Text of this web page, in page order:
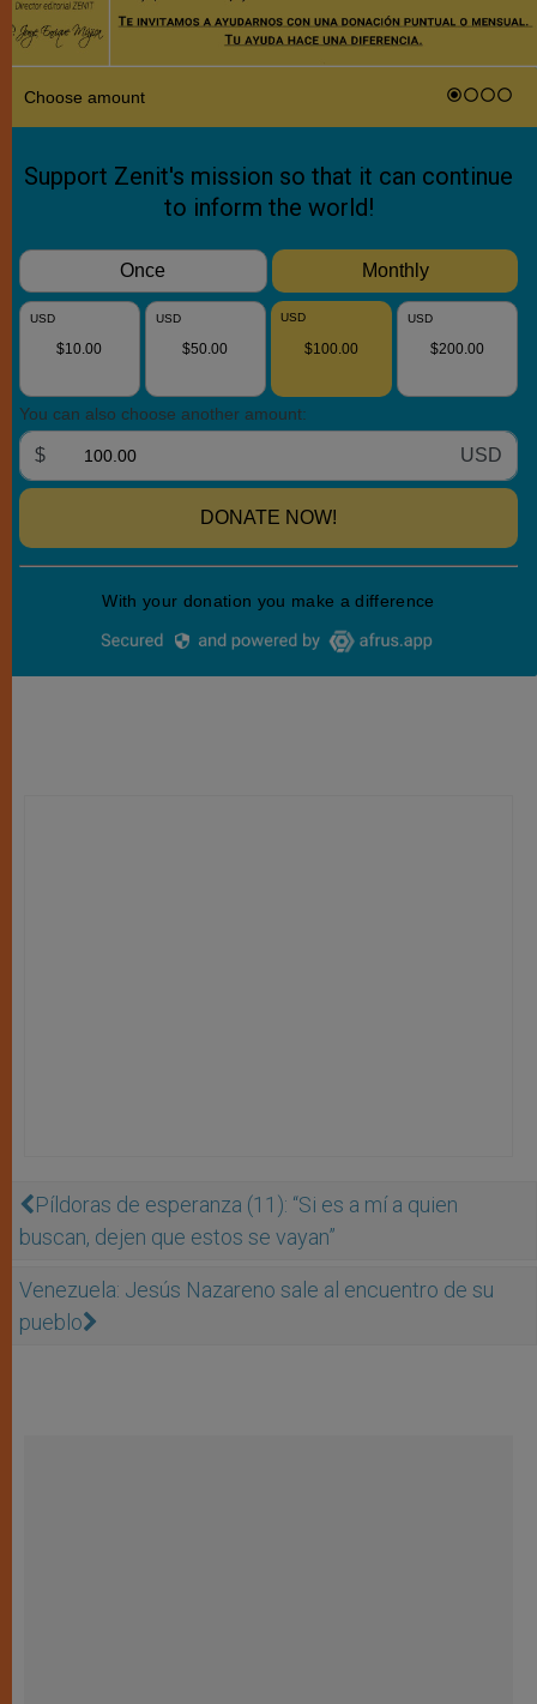
Píldoras de esperanza (11): “Si es a mí a quien
buscan, dejen que estos se vayan”
Venezuela: Jesús Nazareno sale al encuentro de su
pueblo